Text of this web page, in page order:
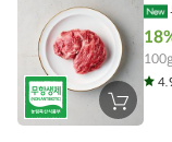
장
바